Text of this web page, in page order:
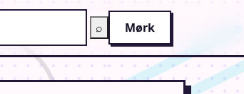
⌕ Mørk